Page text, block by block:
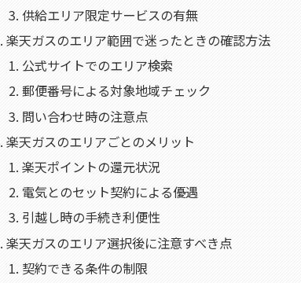
供給エリア限定サービスの有無
楽天ガスのエリア範囲で迷ったときの確認方法
公式サイトでのエリア検索
郵便番号による対象地域チェック
問い合わせ時の注意点
楽天ガスのエリアごとのメリット
楽天ポイントの還元状況
電気とのセット契約による優遇
引越し時の手続き利便性
楽天ガスのエリア選択後に注意すべき点
契約できる条件の制限